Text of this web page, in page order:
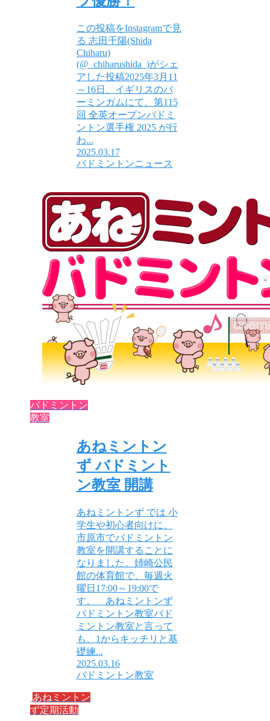
この投稿をInstagramで見
る 志田千陽(Shida
Chiharu)
(@_chiharushida_)がシェ
アした投稿2025年3月11
～16日、イギリスのバ
ーミンガムにて、第115
回 全英オープンバドミ
ントン選手権 2025 が行
わ...
2025.03.17
バドミントンニュース
バドミントン
教室
あねミントン
ず バドミント
ン教室 開講
あねミントンず では 小
学生や初心者向けに、
市原市でバドミントン
教室を開講することに
なりました。姉崎公民
館の体育館で、毎週火
曜日17:00～19:00で
す。 あねミントンず
バドミントン教室バド
ミントン教室と言って
も、1からキッチリと基
礎練...
2025.03.16
バドミントン教室
あねミントン
ず定期活動